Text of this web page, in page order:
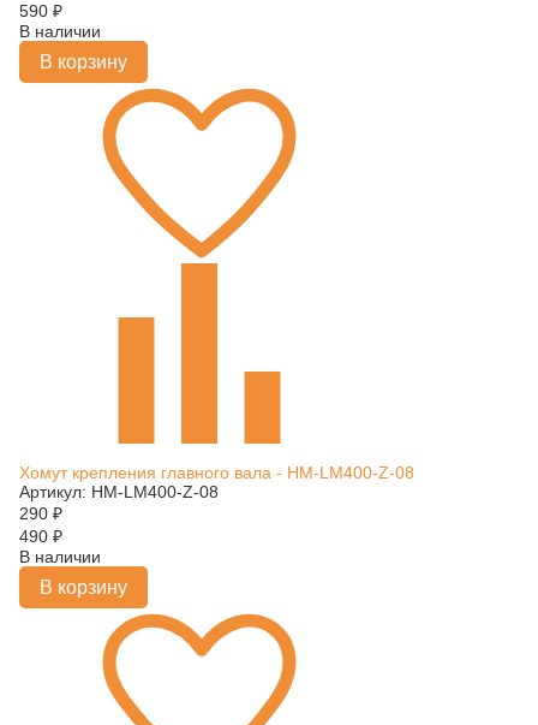
590 ₽
В наличии
В корзину
Хомут крепления главного вала - HM-LM400-Z-08
Артикул: HM-LM400-Z-08
290 ₽
490 ₽
В наличии
В корзину